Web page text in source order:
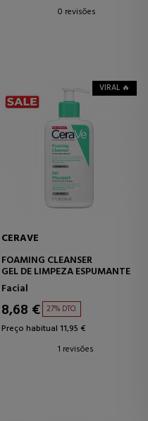
0 revisões
VIRAL 🔥
CERAVE
FOAMING CLEANSER
GEL DE LIMPEZA ESPUMANTE
Facial
8,68 € 27% DTO.
Preço habitual 11,95 €
1 revisões